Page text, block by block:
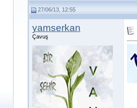
27/06/13, 12:55
yamserkan
Çavuş